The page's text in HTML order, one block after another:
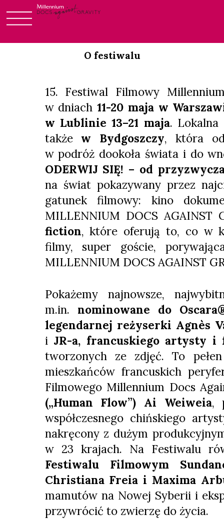
to
O festiwalu
15. Festiwal Filmowy
w dniach11-20 maja w
w Lublinie 13–21 maja. Lokalna
także w Bydgoszczy, która
w podróż dookoła świata i do
ODERWIJ SIĘ! – od
na świat pokazywany przez
gatunek filmowy: kino
MILLENNIUM DOCS AGAINST
fiction, które oferują to, co w
filmy, super goście,
MILLENNIUM DOCS AGAINST
Pokażemy najnowsze,
m.in. nominowane do
legendarnej reżyserki Agnès
i JR-a, francuskiego artysty i
tworzonych ze zdjęć. To
mieszkańców francuskich
Filmowego Millennium Docs
(„Human Flow”) Ai Weiweia,
współczesnego chińskiego
nakręcony z dużym
w 23 krajach. Na Festiwalu
Festiwalu Filmowym
Christiana Freia i Maxima
mamutów na Nowej Syberii i
przywrócić to zwierzę do życia.